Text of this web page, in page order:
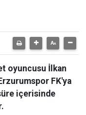
oyuncusu İlkan
FK'ya
içerisinde